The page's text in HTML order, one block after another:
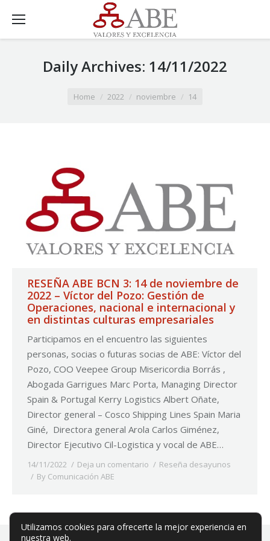
Daily Archives: 14/11/2022
Home 2022 noviembre 14
RESEÑA ABE BCN 3: 14 de noviembre de
2022 – Víctor del Pozo: Gestión de
Operaciones, nacional e internacional y
en distintas culturas empresariales
Participamos en el encuentro las siguientes
personas, socias o futuras socias de ABE: Víctor del
Pozo, COO Veepee Group Misericordia Borrás ,
Abogada Garrigues Marc Porta, Managing Director
Spain & Portugal Kerry Logistics Albert Oñate,
Director general – Cosco Shipping Lines Spain Maria
Giné, Directora general Arola Carlos Giménez,
Director Ejecutivo Cil-Logistica y vocal de ABE…
14/11/2022 Deja un comentario
Reseña desayunos
By Comunicación ABE
Utilizamos cookies para ofrecerte la mejor experiencia en
nuestra web.